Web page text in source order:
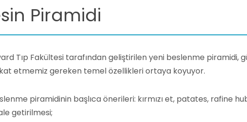
Piramidi
Tıp Fakültesi tarafından geliştirilen yeni beslenme piramidi,
etmemiz gereken temel özellikleri ortaya koyuyor.
piramidinin başlıca önerileri: kırmızı et, patates, rafine
getirilmesi;